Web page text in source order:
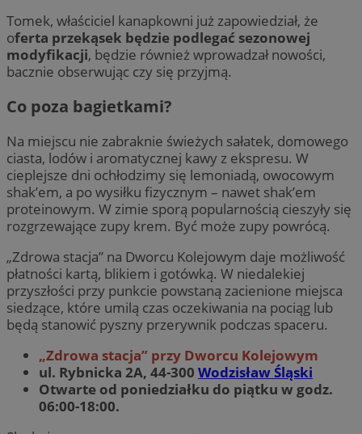
Tomek, właściciel kanapkowni już zapowiedział, że
oferta przekąsek będzie podlegać sezonowej
modyfikacji, będzie również wprowadzał nowości,
bacznie obserwując czy się przyjmą.
Co poza bagietkami?
Na miejscu nie zabraknie świeżych sałatek, domowego
ciasta, lodów i aromatycznej kawy z ekspresu. W
cieplejsze dni ochłodzimy się lemoniadą, owocowym
shak’em, a po wysiłku fizycznym – nawet shak’em
proteinowym. W zimie sporą popularnością cieszyły się
rozgrzewające zupy krem. Być może zupy powrócą.
„Zdrowa stacja” na Dworcu Kolejowym daje możliwość
płatności kartą, blikiem i gotówką. W niedalekiej
przyszłości przy punkcie powstaną zacienione miejsca
siedzące, które umilą czas oczekiwania na pociąg lub
będą stanowić pyszny przerywnik podczas spaceru.
„Zdrowa stacja” przy Dworcu Kolejowym
ul. Rybnicka 2A, 44-300 Wodzisław Śląski
Otwarte od poniedziałku do piątku w godz.
06:00-18:00.